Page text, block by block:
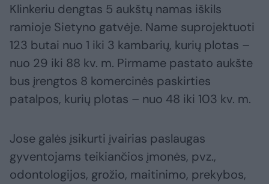
Klinkeriu dengtas 5 aukštų namas iškils
ramioje Sietyno gatvėje. Name suprojektuoti
123 butai nuo 1 iki 3 kambarių, kurių plotas –
nuo 29 iki 88 kv. m. Pirmame pastato aukšte
bus įrengtos 8 komercinės paskirties
patalpos, kurių plotas – nuo 48 iki 103 kv. m.
Jose galės įsikurti įvairias paslaugas
gyventojams teikiančios įmonės, pvz.,
odontologijos, grožio, maitinimo, prekybos,